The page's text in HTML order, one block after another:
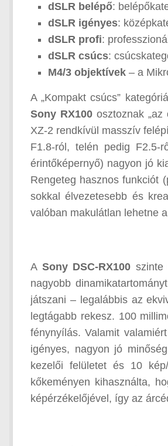
dSLR belépő:
dSLR igényes:
dSLR profi:
dSLR csúcs:
M4/3 objektívek – a
A „Kompakt csúcs”
Sony RX100osztoznak „az
XZ-2 rendkívül masszív
F1.8-ról, telén pedig F2.5-
érintőképernyő) nagyon jó
Rengeteg hasznos funkciót
sokkal élvezetesebb és
valóban makulátlan lehetne
A Sony DSC-RX100 szinte
nagyobb
játszani – legalábbis az
legtágabb rekesz. 100
fénynyílás. Valamit
igényes, nagyon jó
kezelői felületet és 10
kőkeményen kihasználta,
képérzékelőjével, így az